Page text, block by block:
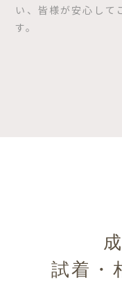
い、皆様が安心して
す。
試着・